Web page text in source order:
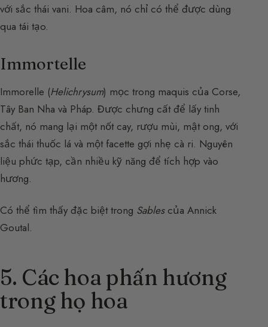
với sắc thái vani. Hoa câm, nó chỉ có thể được dùng
qua tái tạo.
Immortelle
Immorelle (Helichrysum) mọc trong maquis của Corse,
Tây Ban Nha và Pháp. Được chưng cất để lấy tinh
chất, nó mang lại một nốt cay, rượu mùi, mật ong, với
sắc thái thuốc lá và một facette gợi nhẹ cà ri. Nguyên
liệu phức tạp, cần nhiều kỹ năng để tích hợp vào
hương.
Có thể tìm thấy đặc biệt trong Sablescủa Annick
Goutal.
5. Các hoa phấn hương
trong họ hoa